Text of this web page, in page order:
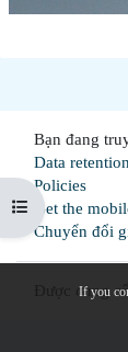
If you
Mở chỉ số ngăn
Bạn đang
Data
Policies
Get the
Chuyển đổi
Được cung